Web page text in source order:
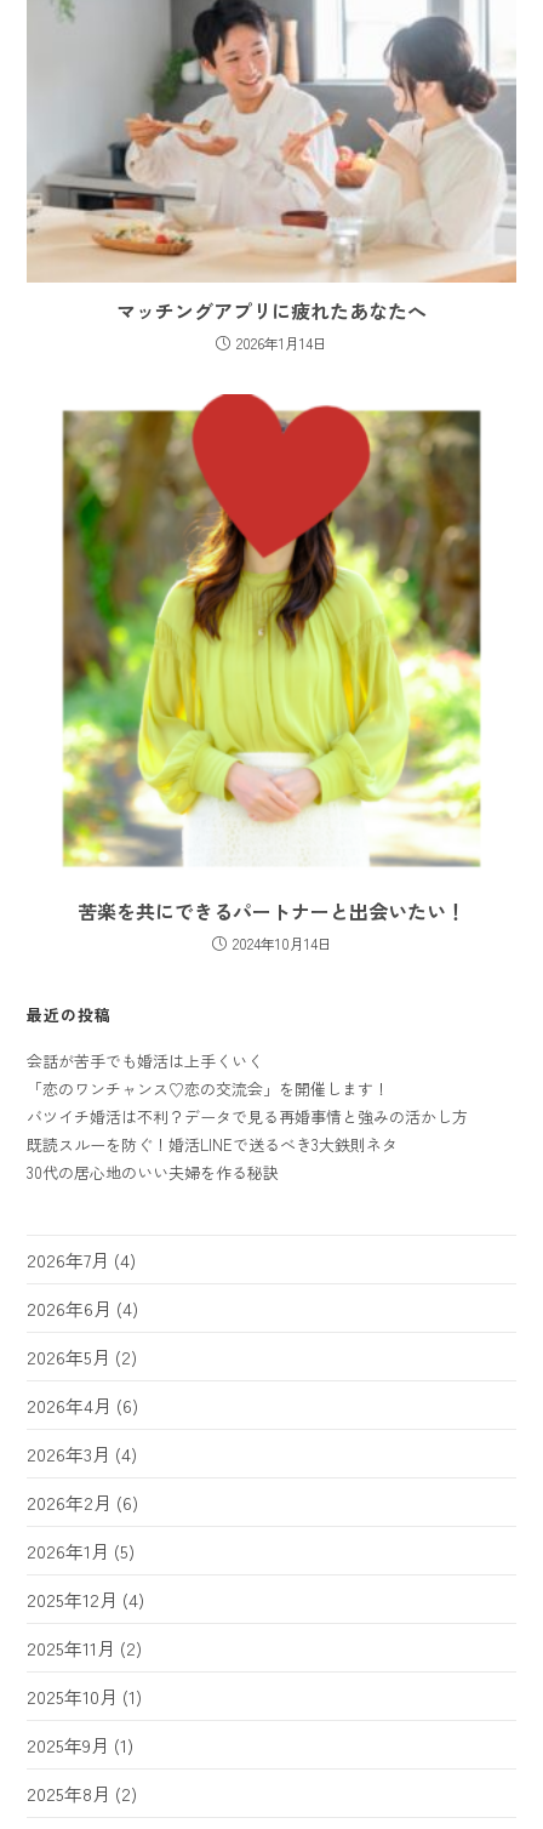
マッチングアプリに疲れたあなたへ
2026年1月14日
苦楽を共にできるパートナーと出会いたい！
2024年10月14日
最近の投稿
会話が苦手でも婚活は上手くいく
「恋のワンチャンス♡恋の交流会」を開催します！
バツイチ婚活は不利？データで見る再婚事情と強みの活かし方
既読スルーを防ぐ！婚活LINEで送るべき3大鉄則ネタ
30代の居心地のいい夫婦を作る秘訣
2026年7月 (4)
2026年6月 (4)
2026年5月 (2)
2026年4月 (6)
2026年3月 (4)
2026年2月 (6)
2026年1月 (5)
2025年12月 (4)
2025年11月 (2)
2025年10月 (1)
2025年9月 (1)
2025年8月 (2)